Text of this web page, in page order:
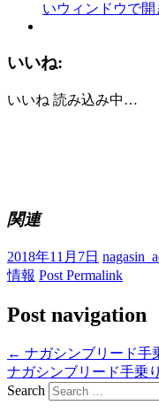
いウィンドウで開
いいね:
いいね 読み込み中…
関連
2018年11月7日
情報 Post Permalink
Post navigation
← ナガシンブリード手
ナガシンブリード手乗
Search